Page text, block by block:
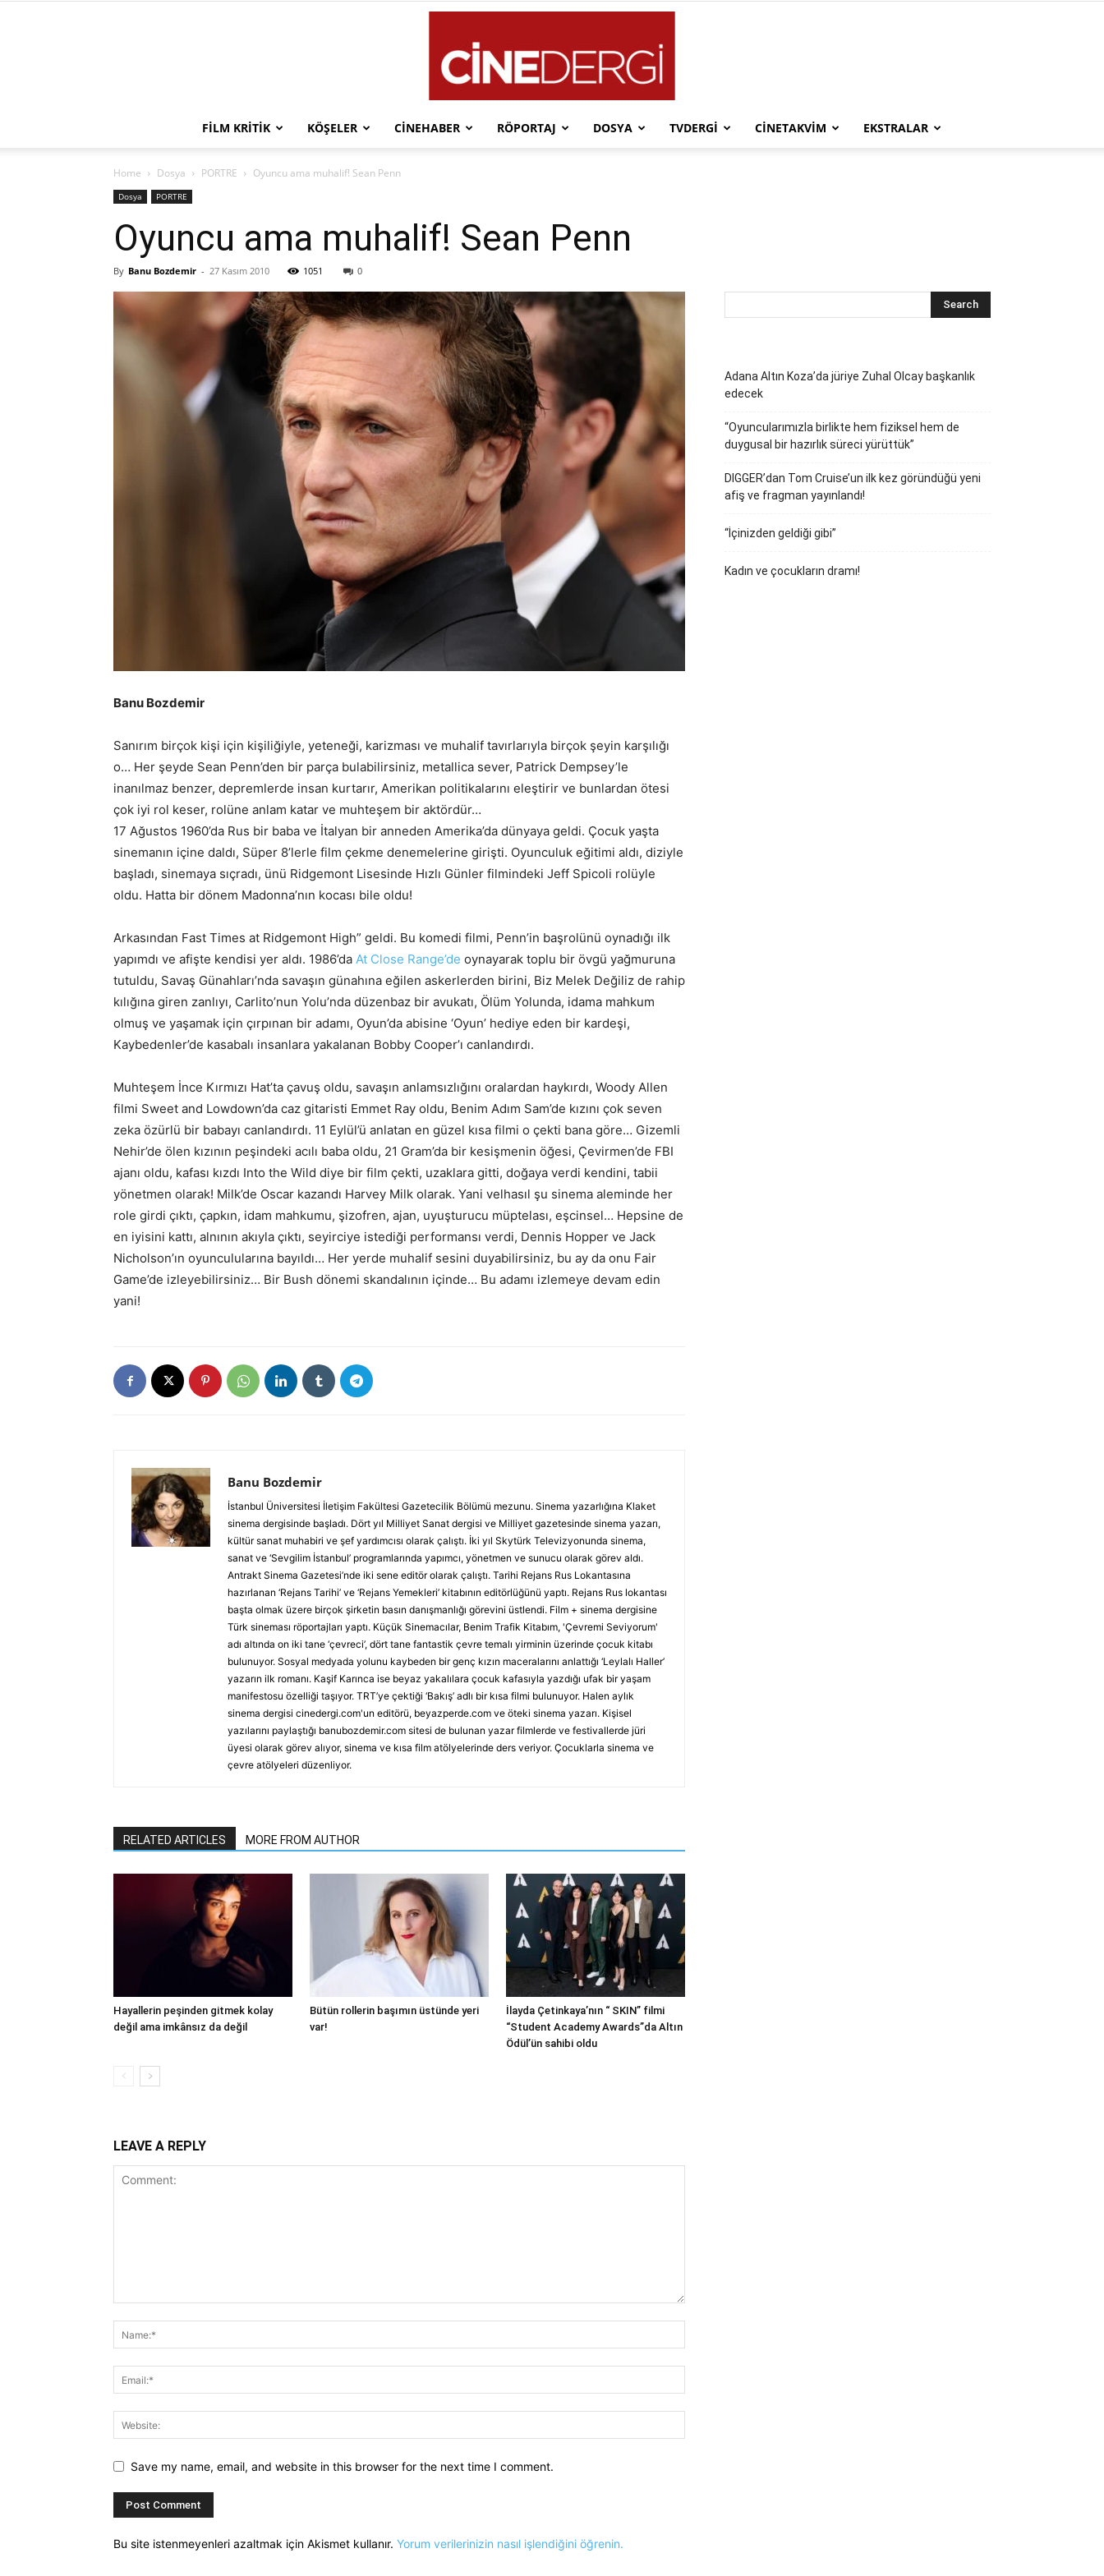
FILM KRITIK KÖŞELER CINEHABER RÖPORTAJ DOSYA TVDERGI CINETAKVIM EKSTRALAR
Home Dosya PORTRE Oyuncu ama muhalif! Sean Penn
Dosya PORTRE
Oyuncu ama muhalif! Sean Penn
By Banu Bozdemir - 27 Kasım 2010 1051 0
Banu Bozdemir
Sanırım birçok kişi için kişiliğiyle, yeteneği, karizması ve muhalif tavırlarıyla birçok şeyin karşılığı
o… Her şeyde Sean Penn’den bir parça bulabilirsiniz, metallica sever, Patrick Dempsey’le
inanılmaz benzer, depremlerde insan kurtarır, Amerikan politikalarını eleştirir ve bunlardan ötesi
çok iyi rol keser, rolüne anlam katar ve muhteşem bir aktördür…
17 Ağustos 1960’da Rus bir baba ve İtalyan bir anneden Amerika’da dünyaya geldi. Çocuk yaşta
sinemanın içine daldı, Süper 8’lerle film çekme denemelerine girişti. Oyunculuk eğitimi aldı, diziyle
başladı, sinemaya sıçradı, ünü Ridgemont Lisesinde Hızlı Günler filmindeki Jeff Spicoli rolüyle
oldu. Hatta bir dönem Madonna’nın kocası bile oldu!
Arkasından Fast Times at Ridgemont High” geldi. Bu komedi filmi, Penn’in başrolünü oynadığı ilk
yapımdı ve afişte kendisi yer aldı. 1986’da At Close Range’de oynayarak toplu bir övgü yağmuruna
tutuldu, Savaş Günahları’nda savaşın günahına eğilen askerlerden birini, Biz Melek Değiliz de rahip
kılığına giren zanlıyı, Carlito’nun Yolu’nda düzenbaz bir avukatı, Ölüm Yolunda, idama mahkum
olmuş ve yaşamak için çırpınan bir adamı, Oyun’da abisine ‘Oyun’ hediye eden bir kardeşi,
Kaybedenler’de kasabalı insanlara yakalanan Bobby Cooper’ı canlandırdı.
Muhteşem İnce Kırmızı Hat’ta çavuş oldu, savaşın anlamsızlığını oralardan haykırdı, Woody Allen
filmi Sweet and Lowdown’da caz gitaristi Emmet Ray oldu, Benim Adım Sam’de kızını çok seven
zeka özürlü bir babayı canlandırdı. 11 Eylül’ü anlatan en güzel kısa filmi o çekti bana göre… Gizemli
Nehir’de ölen kızının peşindeki acılı baba oldu, 21 Gram’da bir kesişmenin öğesi, Çevirmen’de FBI
ajanı oldu, kafası kızdı Into the Wild diye bir film çekti, uzaklara gitti, doğaya verdi kendini, tabii
yönetmen olarak! Milk’de Oscar kazandı Harvey Milk olarak. Yani velhasıl şu sinema aleminde her
role girdi çıktı, çapkın, idam mahkumu, şizofren, ajan, uyuşturucu müptelası, eşcinsel… Hepsine de
en iyisini kattı, alnının akıyla çıktı, seyirciye istediği performansı verdi, Dennis Hopper ve Jack
Nicholson’ın oyunculularına bayıldı… Her yerde muhalif sesini duyabilirsiniz, bu ay da onu Fair
Game’de izleyebilirsiniz… Bir Bush dönemi skandalının içinde… Bu adamı izlemeye devam edin
yani!
Banu Bozdemir
İstanbul Üniversitesi İletişim Fakültesi Gazetecilik Bölümü mezunu. Sinema yazarlığına Klaket
sinema dergisinde başladı. Dört yıl Milliyet Sanat dergisi ve Milliyet gazetesinde sinema yazarı,
kültür sanat muhabiri ve şef yardımcısı olarak çalıştı. İki yıl Skytürk Televizyonunda sinema,
sanat ve ‘Sevgilim İstanbul’ programlarında yapımcı, yönetmen ve sunucu olarak görev aldı.
Antrakt Sinema Gazetesi’nde iki sene editör olarak çalıştı. Tarihi Rejans Rus Lokantasına
hazırlanan ‘Rejans Tarihi’ ve ‘Rejans Yemekleri’ kitabının editörlüğünü yaptı. Rejans Rus lokantası
başta olmak üzere birçok şirketin basın danışmanlığı görevini üstlendi. Film + sinema dergisine
Türk sineması röportajları yaptı. Küçük Sinemacılar, Benim Trafik Kitabım, 'Çevremi Seviyorum'
adı altında on iki tane ‘çevreci’, dört tane fantastik çevre temalı yirminin üzerinde çocuk kitabı
bulunuyor. Sosyal medyada yolunu kaybeden bir genç kızın maceralarını anlattığı ‘Leylalı Haller’
yazarın ilk romanı. Kaşif Karınca ise beyaz yakalılara çocuk kafasıyla yazdığı ufak bir yaşam
manifestosu özelliği taşıyor. TRT’ye çektiği ‘Bakış’ adlı bir kısa filmi bulunuyor. Halen aylık
sinema dergisi cinedergi.com'un editörü, beyazperde.com ve öteki sinema yazarı. Kişisel
yazılarını paylaştığı banubozdemir.com sitesi de bulunan yazar filmlerde ve festivallerde jüri
üyesi olarak görev alıyor, sinema ve kısa film atölyelerinde ders veriyor. Çocuklarla sinema ve
çevre atölyeleri düzenliyor.
RELATED ARTICLES MORE FROM AUTHOR
Hayallerin peşinden gitmek kolay
değil ama imkânsız da değil
Bütün rollerin başımın üstünde yeri
var!
İlayda Çetinkaya’nın “ SKIN” filmi
“Student Academy Awards”da Altın
Ödül’ün sahibi oldu
LEAVE A REPLY
Save my name, email, and website in this browser for the next time I comment.
Bu site istenmeyenleri azaltmak için Akismet kullanır. Yorum verilerinizin nasıl işlendiğini öğrenin.
Adana Altın Koza’da jüriye Zuhal Olcay başkanlık
edecek
“Oyuncularımızla birlikte hem fiziksel hem de
duygusal bir hazırlık süreci yürüttük”
DIGGER’dan Tom Cruise’un ilk kez göründüğü yeni
afiş ve fragman yayınlandı!
“İçinizden geldiği gibi”
Kadın ve çocukların dramı!